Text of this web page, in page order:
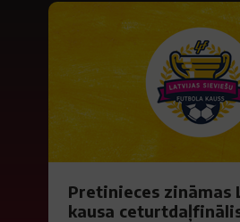
Pretinieces zināmas
kausa